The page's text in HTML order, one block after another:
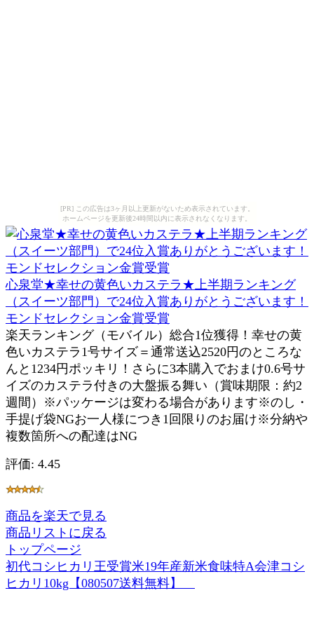
[PR] この広告は3ヶ月以上更新がないため表示されています。
ホームページを更新後24時間以内に表示されなくなります。
心泉堂★幸せの黄色いカステラ★上半期ランキング
（スイーツ部門）で24位入賞ありがとうございます！
モンドセレクション金賞受賞
楽天ランキング（モバイル）総合1位獲得！幸せの黄
色いカステラ1号サイズ＝通常送込2520円のところな
んと1234円ポッキリ！さらに3本購入でおまけ0.6号サ
イズのカステラ付きの大盤振る舞い（賞味期限：約2
週間）※パッケージは変わる場合があります※のし・
手提げ袋NGお一人様につき1回限りのお届け※分納や
複数箇所への配達はNG
評価: 4.45
商品を楽天で見る
商品リストに戻る
トップページ
初代コシヒカリ王受賞米19年産新米食味特A会津コシ
ヒカリ10kg【080507送料無料】